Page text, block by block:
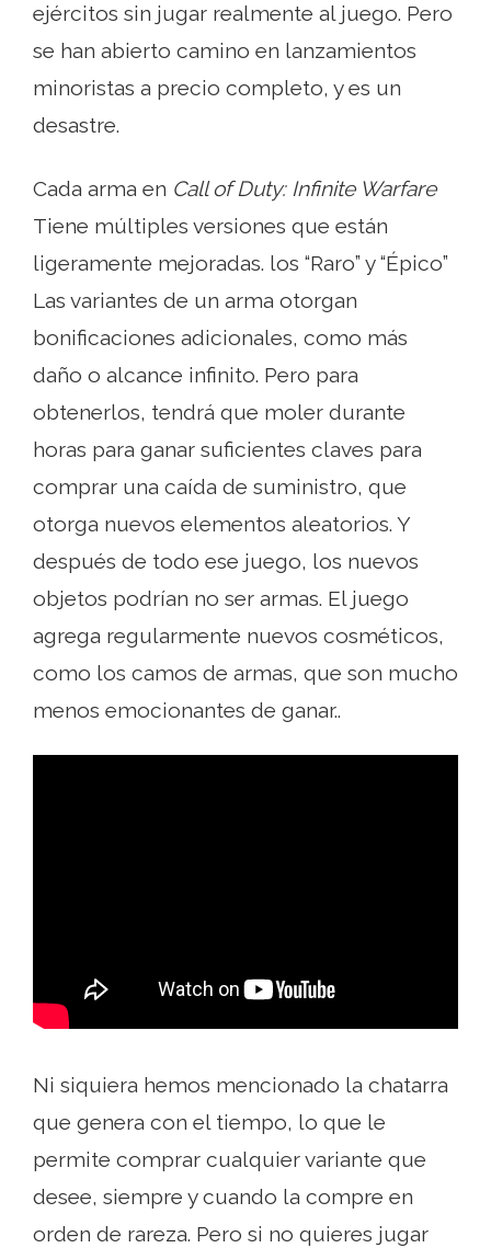
ejércitos sin jugar realmente al juego. Pero
se han abierto camino en lanzamientos
minoristas a precio completo, y es un
desastre.
Cada arma en Call of Duty: Infinite Warfare
Tiene múltiples versiones que están
ligeramente mejoradas. los “Raro” y “Épico”
Las variantes de un arma otorgan
bonificaciones adicionales, como más
daño o alcance infinito. Pero para
obtenerlos, tendrá que moler durante
horas para ganar suficientes claves para
comprar una caída de suministro, que
otorga nuevos elementos aleatorios. Y
después de todo ese juego, los nuevos
objetos podrían no ser armas. El juego
agrega regularmente nuevos cosméticos,
como los camos de armas, que son mucho
menos emocionantes de ganar..
Ni siquiera hemos mencionado la chatarra
que genera con el tiempo, lo que le
permite comprar cualquier variante que
desee, siempre y cuando la compre en
orden de rareza. Pero si no quieres jugar